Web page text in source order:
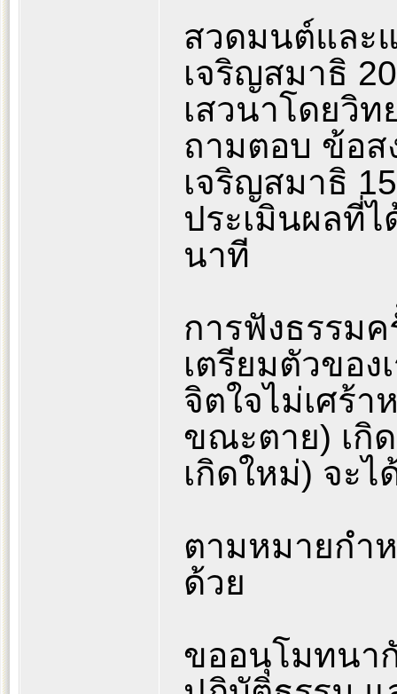
สวดมนต์และ
เจริญสมาธิ
เสวนาโดยวิ
ถามตอบ ข้อส
เจริญสมาธิ
ประเมินผลที่ไ
นาที
การฟังธรรม
เตรียมตัวของ
จิตใจไม่เศร้า
ขณะตาย) เกิ
เกิดใหม่) จะ
ตามหมายกำ
ด้วย
ขออนุโมทนา